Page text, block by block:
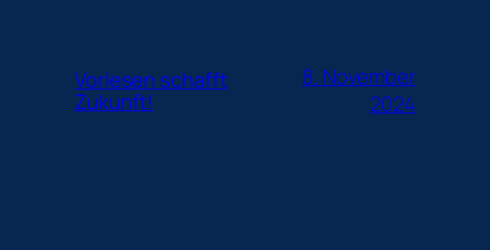
Vorlesen schafft
Zukunft!
8. November
2024